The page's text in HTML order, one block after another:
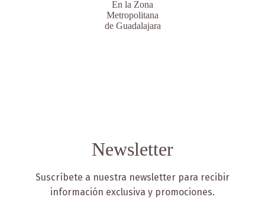
En la Zona
Metropolitana
de Guadalajara
Newsletter
Suscríbete a nuestra newsletter para recibir
información exclusiva y promociones.